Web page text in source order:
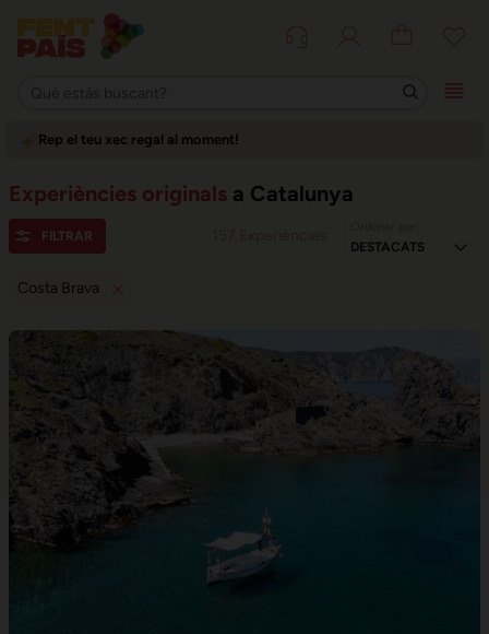
Rep el teu xec regal al moment!
Experiències originals a Catalunya
FILTRAR
Costa Brava